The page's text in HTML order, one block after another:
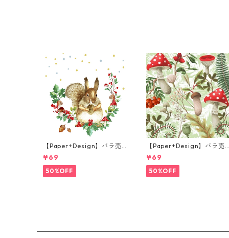
【Paper+Design】バラ売
り2枚 ランチサイズ ペーパ
ーナプキン Forest Squirrel
ホワイト
¥69
50%OFF
【Paper+Design】バラ売
り2枚 ランチサイズ ペーパ
ーナプキン Forest Fungi
リーン
¥69
50%OFF